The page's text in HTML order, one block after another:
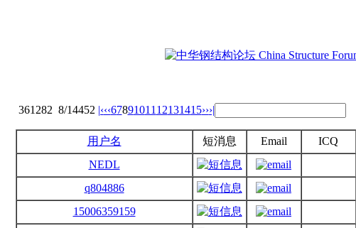
361282 8/14452 |‹‹‹67891011 12131415›››|
用户名 短消息 Email ICQ
NEDL
q804886
15006359159